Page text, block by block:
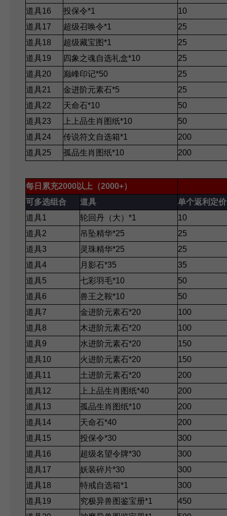
道具16
投保令*1
10
道具17
超级召唤令*1
25
道具18
超级藏宝图*1
25
道具19
四象之魂自选礼盒*10
25
道具20
巅峰印记*50
25
道具21
金进阶元素石*5
25
道具22
天命石*10
50
道具23
上上品生肖图纸*10
50
道具24
传说符文自选箱*1
200
道具25
孤品生肖图纸*10 200
每日累充2000以上（2000+）
可多选组合
道具
单个返利定价
道具1
轮回丹（大）*1
10
道具2
吊坠精华*25
25
道具3
灵珠精华*25
25
道具4
月影石*35
35
道具5
七彩羽毛*10
50
道具6
兽王之鞍*10
50
道具7
金进阶元素石*20
100
道具8
木进阶元素石*20
100
道具9
水进阶元素石*20
150
道具10
火进阶元素石*20
150
道具11
土进阶元素石*20
200
道具12
上上品生肖图纸*40
200
道具13
孤品生肖图纸*10
200
道具14
天命石*40
200
道具15
投保令*30
300
道具16
超级名望令牌*30
300
道具17
妖装碎片*30
300
道具18
特戒自选箱*1
300
道具19
究极异兽图鉴宝册*1
450